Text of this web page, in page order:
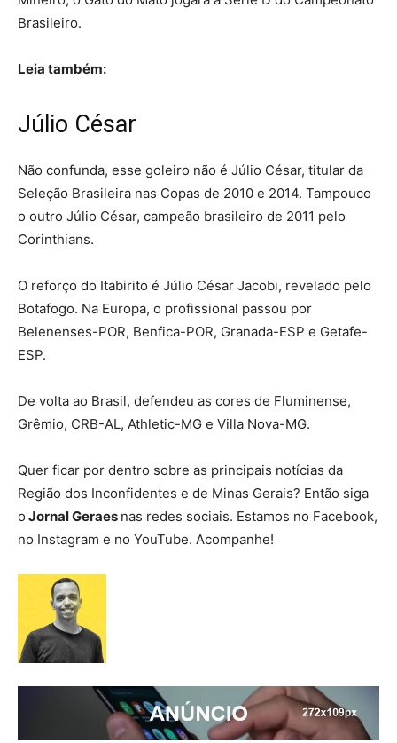
Brasileiro.
Leia também:
Júlio César
Não confunda, esse goleiro não é Júlio César, titular da
Seleção Brasileira nas Copas de 2010 e 2014. Tampouco
o outro Júlio César, campeão brasileiro de 2011 pelo
Corinthians.
O reforço do Itabirito é Júlio César Jacobi, revelado pelo
Botafogo. Na Europa, o profissional passou por
Belenenses-POR, Benfica-POR, Granada-ESP e Getafe-
ESP.
De volta ao Brasil, defendeu as cores de Fluminense,
Grêmio, CRB-AL, Athletic-MG e Villa Nova-MG.
Quer ficar por dentro sobre as principais notícias da
Região dos Inconfidentes e de Minas Gerais? Então siga
o Jornal Geraes nas redes sociais. Estamos no Facebook,
no Instagram e no YouTube. Acompanhe!